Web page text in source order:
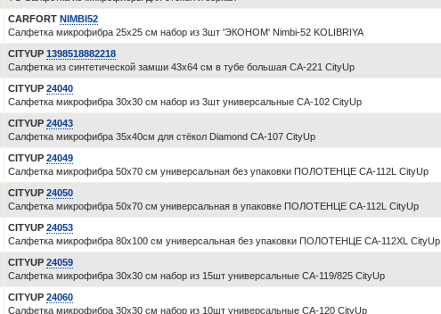
CARFORT NIMBI52
Салфетка микрофибра 25х25 см набор из 3шт 'ЭКОНОМ' Nimbi-52 KOLIBRIYA
CITYUP 1398518882218
Салфетка из синтетической замши 43х64 см в тубе большая CA-221 CityUp
CITYUP 24040
Салфетка микрофибра 30х30 см набор из 3шт универсальные CA-102 CityUp
CITYUP 24043
Салфетка микрофибра 35х40см для стёкол Diamond CA-107 CityUp
CITYUP 24049
Салфетка микрофибра 50х70 см универсальная без упаковки ПОЛОТЕНЦЕ CA-112L CityUp
CITYUP 24050
Салфетка микрофибра 50х70 см универсальная в упаковке ПОЛОТЕНЦЕ CA-112L CityUp
CITYUP 24053
Салфетка микрофибра 80х100 см универсальная без упаковки ПОЛОТЕНЦЕ CA-112XL CityUp
CITYUP 24059
Салфетка микрофибра 30х30 см набор из 15шт универсальные CA-119/825 CityUp
CITYUP 24060
Салфетка микрофибра 30х30 см набор из 10шт универсальные CA-120 CityUp